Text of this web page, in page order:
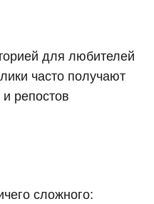
для любителей
часто получают
репостов
сложного: